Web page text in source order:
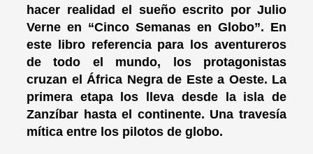
hacer realidad el sueño escrito por Julio
Verne en “Cinco Semanas en Globo”. En
este libro referencia para los aventureros
de todo el mundo, los protagonistas
cruzan el África Negra de Este a Oeste. La
primera etapa los lleva desde la isla de
Zanzíbar hasta el continente. Una travesía
mítica entre los pilotos de globo.